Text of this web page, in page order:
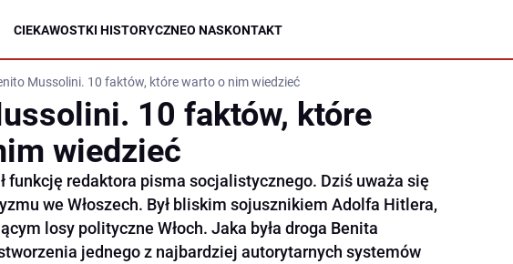
CIEKAWOSTKI HISTORYCZNEO NASKONTAKT
Mussolini. 10 faktów, które warto o nim wiedzieć
10 faktów, które
wiedzieć
funkcję redaktora pisma socjalistycznego. Dziś uważa się
we Włoszech. Był bliskim sojusznikiem Adolfa Hitlera,
losy polityczne Włoch. Jaka była droga Benita
jednego z najbardziej autorytarnych systemów